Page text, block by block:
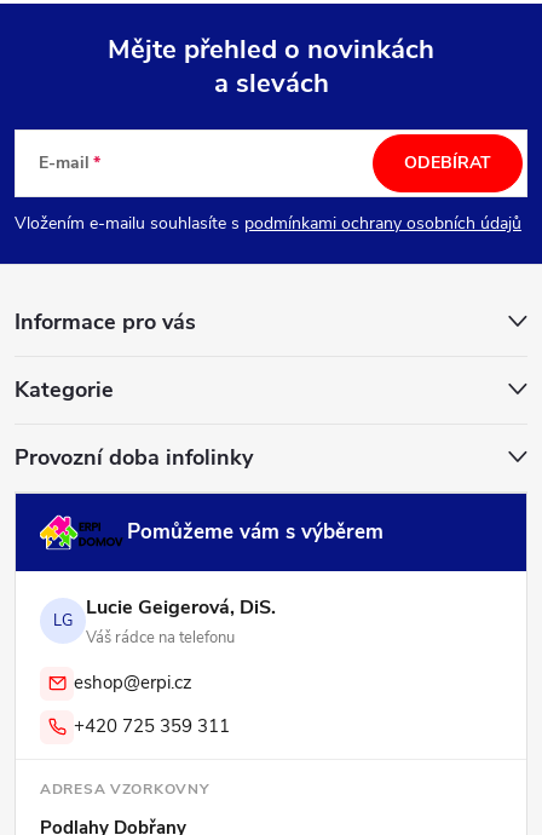
p
a
Mějte přehled o novinkách
a slevách
E-mail
Vložením e-mailu souhlasíte s podmínkami ochrany osobních údajů
ODEBÍRAT
Informace pro vás
Kategorie
Provozní doba infolinky
Pomůžeme vám s výběrem
LG Lucie Geigerová, DiS.
Váš rádce na telefonu
eshop@erpi.cz
+420 725 359 311
ADRESA VZORKOVNY
Podlahy Dobřany